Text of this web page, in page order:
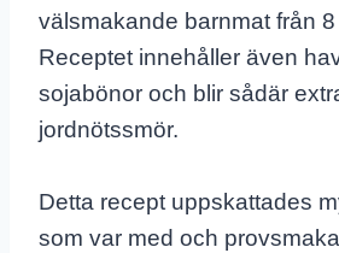
välsmakande barnmat från
Receptet innehåller även
sojabönor och blir sådär
jordnötssmör.
Detta recept uppskattades
som var med och